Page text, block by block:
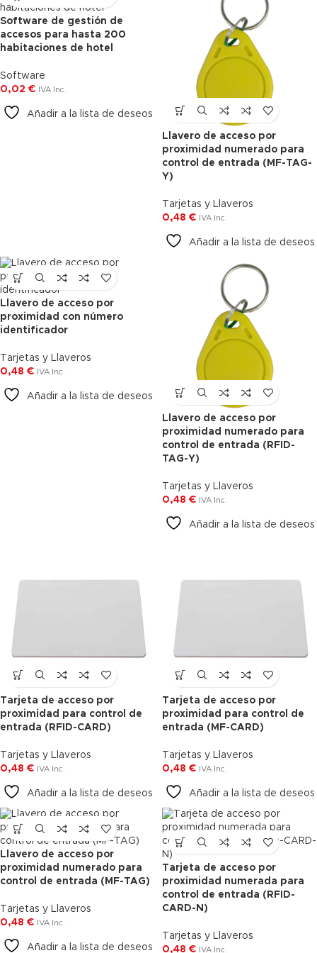
Agotado
Software de gestión de
accesos para hasta 200
habitaciones de hotel
Software
0,02 € IVA Inc.
Añadir a la lista de deseos
Llavero de acceso por
proximidad numerado para
control de entrada (MF-TAG-
Y)
Tarjetas y Llaveros
0,48 € IVA Inc.
Añadir a la lista de deseos
Llavero de acceso por
proximidad con número
identificador
Tarjetas y Llaveros
0,48 € IVA Inc.
Añadir a la lista de deseos
Llavero de acceso por
proximidad numerado para
control de entrada (RFID-
TAG-Y)
Tarjetas y Llaveros
0,48 € IVA Inc.
Añadir a la lista de deseos
Tarjeta de acceso por
proximidad para control de
entrada (RFID-CARD)
Tarjetas y Llaveros
0,48 € IVA Inc.
Añadir a la lista de deseos
Tarjeta de acceso por
proximidad para control de
entrada (MF-CARD)
Tarjetas y Llaveros
0,48 € IVA Inc.
Añadir a la lista de deseos
Llavero de acceso por
proximidad numerado para
control de entrada (MF-TAG)
Tarjetas y Llaveros
0,48 € IVA Inc.
Añadir a la lista de deseos
Tarjeta de acceso por
proximidad numerada para
control de entrada (RFID-
CARD-N)
Tarjetas y Llaveros
0,48 € IVA Inc.